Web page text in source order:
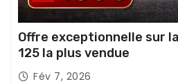
Offre exceptionnelle sur
125 la plus vendue
Fév 7, 2026